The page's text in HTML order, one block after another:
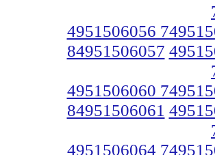
4951506056
84951506057
4951506060
84951506061
4951506064